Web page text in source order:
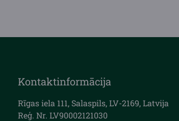
Kontaktinformācija
Rīgas iela 111, Salaspils, LV-2169, Latvija
Reģ. Nr. LV90002121030